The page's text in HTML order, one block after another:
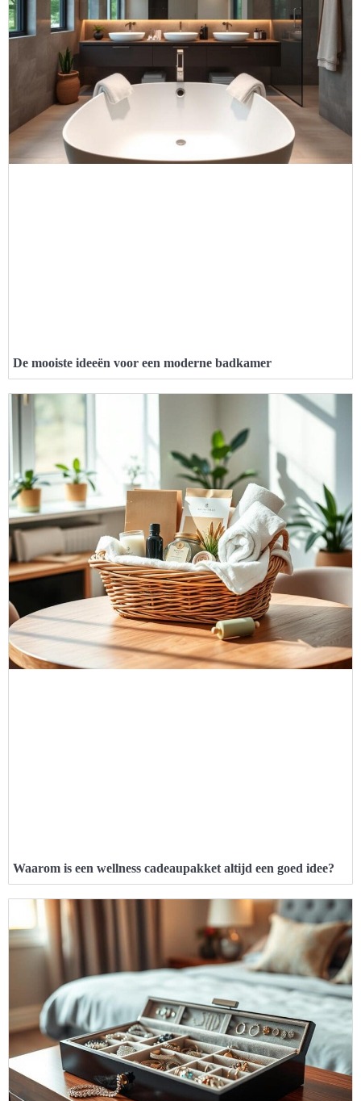
De mooiste ideeën voor een moderne badkamer
Waarom is een wellness cadeaupakket altijd een goed idee?